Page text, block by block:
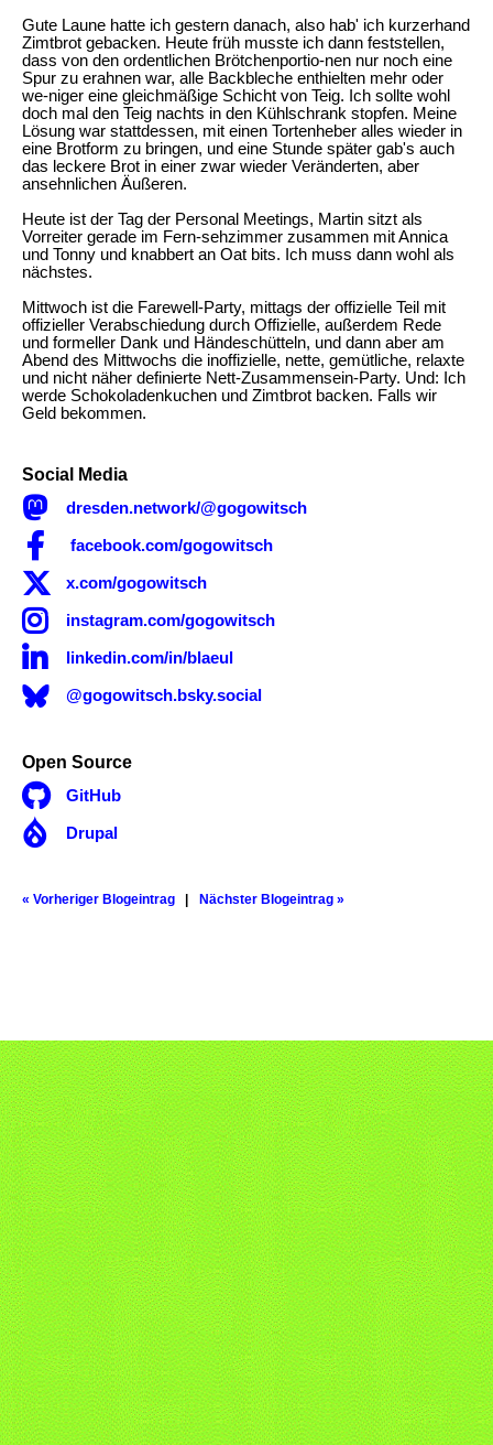
Gute Laune hatte ich gestern danach, also hab' ich kurzerhand
Zimtbrot gebacken. Heute früh musste ich dann feststellen,
dass von den ordentlichen Brötchenportio-nen nur noch eine
Spur zu erahnen war, alle Backbleche enthielten mehr oder
we-niger eine gleichmäßige Schicht von Teig. Ich sollte wohl
doch mal den Teig nachts in den Kühlschrank stopfen. Meine
Lösung war stattdessen, mit einen Tortenheber alles wieder in
eine Brotform zu bringen, und eine Stunde später gab's auch
das leckere Brot in einer zwar wieder Veränderten, aber
ansehnlichen Äußeren.
Heute ist der Tag der Personal Meetings, Martin sitzt als
Vorreiter gerade im Fern-sehzimmer zusammen mit Annica
und Tonny und knabbert an Oat bits. Ich muss dann wohl als
nächstes.
Mittwoch ist die Farewell-Party, mittags der offizielle Teil mit
offizieller Verabschiedung durch Offizielle, außerdem Rede
und formeller Dank und Händeschütteln, und dann aber am
Abend des Mittwochs die inoffizielle, nette, gemütliche, relaxte
und nicht näher definierte Nett-Zusammensein-Party. Und: Ich
werde Schokoladenkuchen und Zimtbrot backen. Falls wir
Geld bekommen.
Social Media
 dresden.network/@gogowitsch
 facebook.com/gogowitsch
 x.com/gogowitsch
 instagram.com/gogowitsch
 linkedin.com/in/blaeul
@gogowitsch.bsky.social
Open Source
 GitHub
 Drupal
« Vorheriger Blogeintrag Nächster Blogeintrag »